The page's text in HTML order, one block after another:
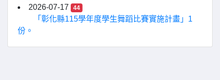
2026-07-17
44
「彰化縣115學年度學生舞蹈比賽實施計畫」1
份。